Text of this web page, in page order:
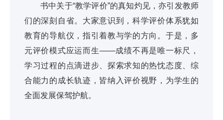
书中关于“教学评价”的真知灼见，亦引发教师
们的深刻自省。大家意识到，科学评价体系犹如
教育的导航仪，指引着教与学的方向。于是，多
元评价模式应运而生——成绩不再是唯一标尺，
学习过程的点滴进步、探索求知的热忱态度、综
合能力的成长轨迹，皆纳入评价视野，为学生的
全面发展保驾护航。